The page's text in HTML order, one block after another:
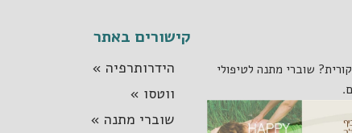
שוברי מתנה לטיפולי
קישורים באתר
הידרותרפיה »
ווטסו »
שוברי מתנה »